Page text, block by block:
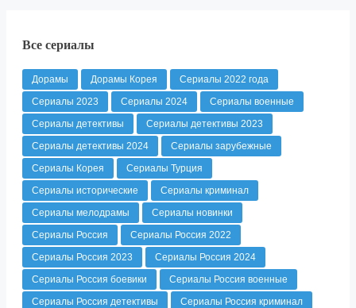
Все сериалы
Дорамы Дорамы Корея
Сериалы 2022 года
Сериалы 2023
Сериалы 2024
Сериалы военные
Сериалы детективы
Сериалы детективы 2023
Сериалы детективы 2024
Сериалы зарубежные
Сериалы Корея
Сериалы Турция
Сериалы исторические
Сериалы криминал
Сериалы мелодрамы
Сериалы новинки
Сериалы Россия
Сериалы Россия 2022
Сериалы Россия 2023
Сериалы Россия 2024
Сериалы Россия боевики
Сериалы Россия военные
Сериалы Россия детективы
Сериалы Россия криминал